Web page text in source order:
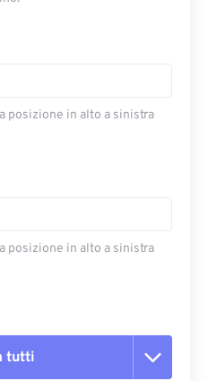
posizione in alto a sinistra
posizione in alto a sinistra
tutti